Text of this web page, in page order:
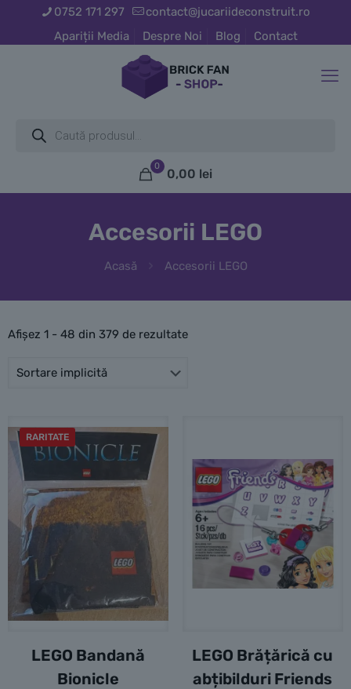
0752 171 297
contact@jucariideconstruit.ro
Apariții Media
Despre Noi Blog Contact
search
0
0,00 lei
Accesorii LEGO
Acasă Accesorii LEGO
Afișez 1 - 48 din 379 de rezultate
RARITATE
LEGO Bandană
Bionicle
LEGO Brățărică cu
abțibilduri Friends